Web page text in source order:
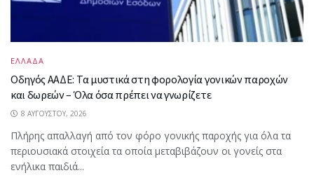
ΕΛΛΑΔΑ
Οδηγός ΑΑΔΕ: Τα μυστικά στη φορολογία γονικών παροχών
και δωρεών – Όλα όσα πρέπει να γνωρίζετε
8 ΑΥΓΟΎΣΤΟΥ, 2026
Πλήρης απαλλαγή από τον φόρο γονικής παροχής για όλα τα
περιουσιακά στοιχεία τα οποία μεταβιβάζουν οι γονείς στα
ενήλικα παιδιά...